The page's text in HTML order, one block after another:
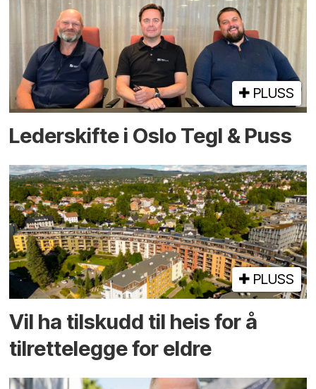
PLUSS
Lederskifte i Oslo Tegl & Puss
PLUSS
Vil ha tilskudd til heis for å
tilrettelegge for eldre